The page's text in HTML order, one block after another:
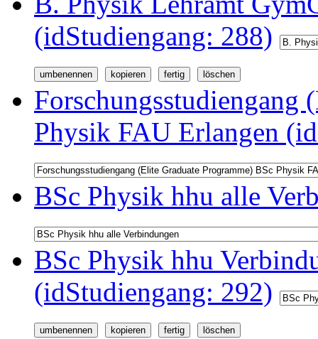
(idStudiengang: 288)
Forschungsstudiengang
Physik FAU Erlangen
BSc Physik hhu alle
BSc Physik hhu
(idStudiengang: 292)